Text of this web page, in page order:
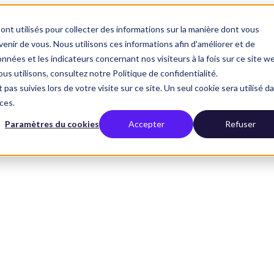
utilisés pour collecter des informations sur la manière dont vous
de vous. Nous utilisons ces informations afin d'améliorer et de
et les indicateurs concernant nos visiteurs à la fois sur ce site
utilisons, consultez notre Politique de confidentialité.
suivies lors de votre visite sur ce site. Un seul cookie sera utilisé
Paramètres du cookies Accepter Refuser